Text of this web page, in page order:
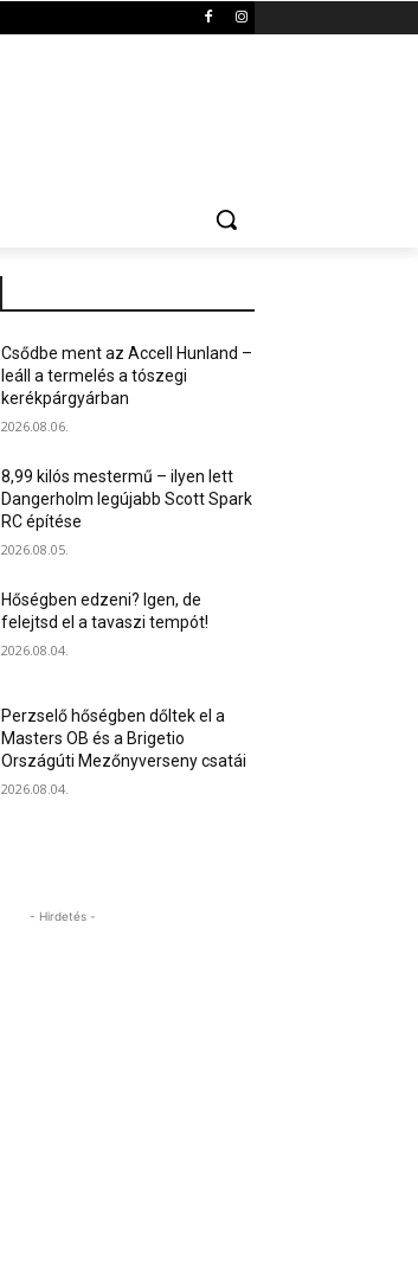
Csődbe ment az Accell Hunland –
leáll a termelés a tószegi
kerékpárgyárban
2026.08.06.
8,99 kilós mestermű – ilyen lett
Dangerholm legújabb Scott Spark
RC építése
2026.08.05.
Hőségben edzeni? Igen, de
felejtsd el a tavaszi tempót!
2026.08.04.
Perzselő hőségben dőltek el a
Masters OB és a Brigetio
Országúti Mezőnyverseny csatái
2026.08.04.
- Hirdetés -